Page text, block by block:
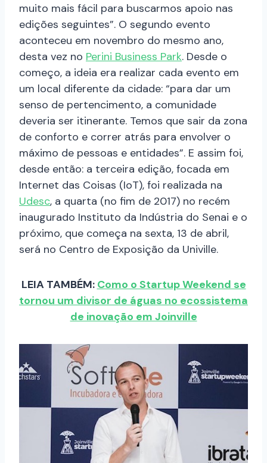
muito mais fácil para buscarmos apoio nas
edições seguintes”. O segundo evento
aconteceu em novembro do mesmo ano,
desta vez no Perini Business Park. Desde o
começo, a ideia era realizar cada evento em
um local diferente da cidade: “para dar um
senso de pertencimento, a comunidade
deveria ser itinerante. Temos que sair da zona
de conforto e correr atrás para envolver o
máximo de pessoas e entidades”. E assim foi,
desde então: a terceira edição, focada em
Internet das Coisas (IoT), foi realizada na
Udesc, a quarta (no fim de 2017) no recém
inaugurado Instituto da Indústria do Senai e o
próximo, que começa na sexta, 13 de abril,
será no Centro de Exposição da Univille.
LEIA TAMBÉM: Como o Startup Weekend se
tornou um divisor de águas no ecossistema
de inovação em Joinville